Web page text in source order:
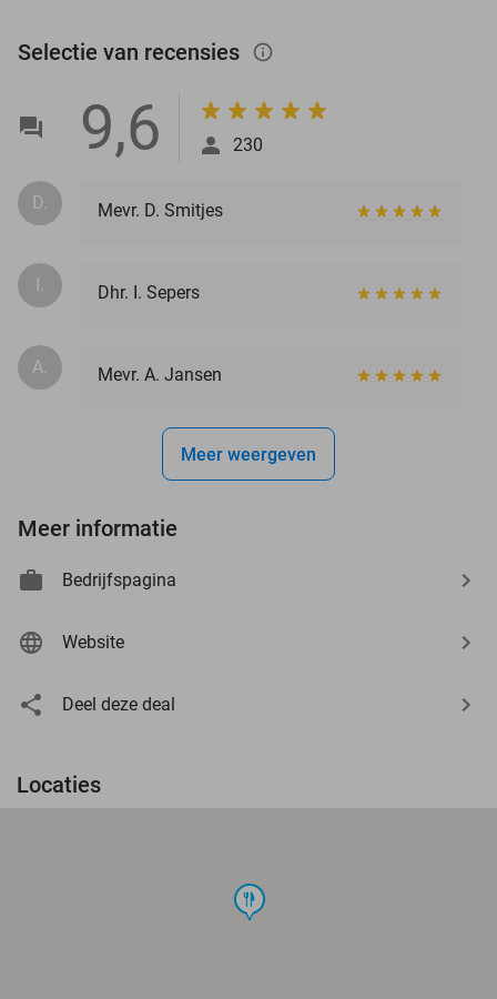
Selectie van recensies info_outlined
9,6 230
D. Mevr. D. Smitjes
I. Dhr. I. Sepers
A. Mevr. A. Jansen
Meer weergeven
Meer informatie
Bedrijfspagina
Website
Deel deze deal
Locaties
food